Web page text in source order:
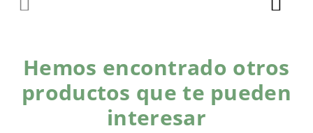
Hemos encontrado otros
productos que te pueden
interesar